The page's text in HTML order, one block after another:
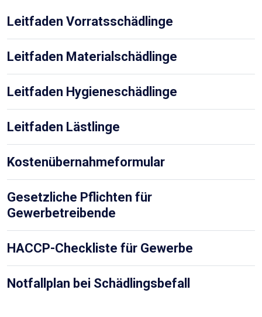
Leitfaden Vorratsschädlinge
Leitfaden Materialschädlinge
Leitfaden Hygieneschädlinge
Leitfaden Lästlinge
Kostenübernahmeformular
Gesetzliche Pflichten für
Gewerbetreibende
HACCP-Checkliste für Gewerbe
Notfallplan bei Schädlingsbefall